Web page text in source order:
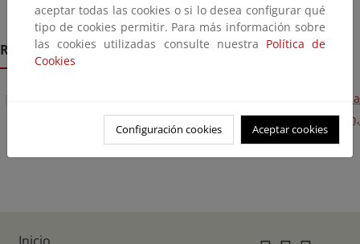
Resolución
Resolución de 19 de junio de 2025, de la Subsecretaría, por la
que se resuelve la convocatoria de libre designación,
efectuada por Resolución de 1 de mayo de 2025.
aceptar todas las cookies o si lo desea configurar qué
tipo de cookies permitir. Para más información sobre
las cookies utilizadas consulte nuestra Política de
Cookies
Configuración cookies Aceptar cookies